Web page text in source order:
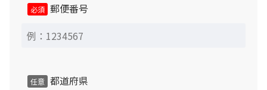
※返品時には必ず付属品が全て揃った状態が前提となりま
す。設置完了後商品到着後7日以内に弊社担当までメール
きなくなりますので、設置完了後すみやかにご確認お願い
必須 郵便番号
任意 都道府県